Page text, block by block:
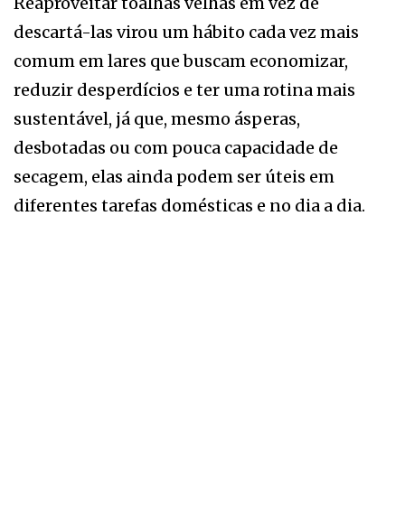
descartá-las virou um hábito cada vez mais
comum em lares que buscam economizar,
reduzir desperdícios e ter uma rotina mais
sustentável, já que, mesmo ásperas,
desbotadas ou com pouca capacidade de
secagem, elas ainda podem ser úteis em
diferentes tarefas domésticas e no dia a dia.